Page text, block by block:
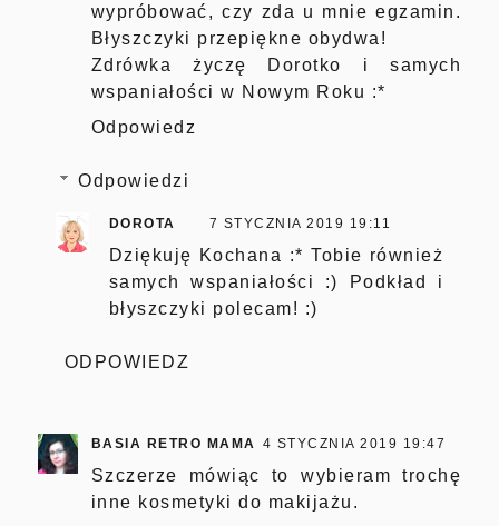
wypróbować, czy zda u mnie egzamin.
Błyszczyki przepiękne obydwa!
Zdrówka życzę Dorotko i samych
wspaniałości w Nowym Roku :*
Odpowiedz
Odpowiedzi
DOROTA 7 STYCZNIA 2019 19:11
Dziękuję Kochana :* Tobie również
samych wspaniałości :) Podkład i
błyszczyki polecam! :)
ODPOWIEDZ
BASIA RETRO MAMA 4 STYCZNIA 2019 19:47
Szczerze mówiąc to wybieram trochę
inne kosmetyki do makijażu.